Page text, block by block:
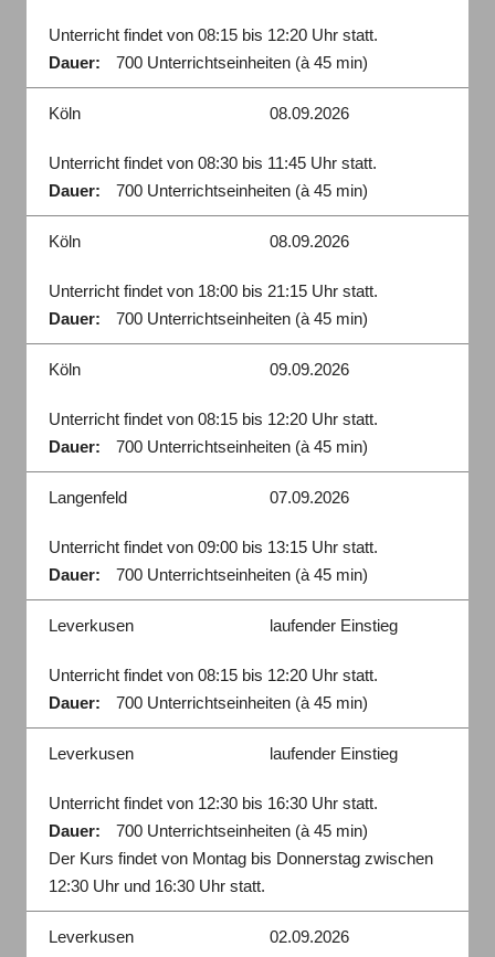
Unterricht findet von 08:15 bis 12:20 Uhr statt.
Dauer:
700 Unterrichtseinheiten (à 45 min)
Köln 08.09.2026
Unterricht findet von 08:30 bis 11:45 Uhr statt.
Dauer:
700 Unterrichtseinheiten (à 45 min)
Köln 08.09.2026
Unterricht findet von 18:00 bis 21:15 Uhr statt.
Dauer:
700 Unterrichtseinheiten (à 45 min)
Köln 09.09.2026
Unterricht findet von 08:15 bis 12:20 Uhr statt.
Dauer:
700 Unterrichtseinheiten (à 45 min)
Langenfeld 07.09.2026
Unterricht findet von 09:00 bis 13:15 Uhr statt.
Dauer:
700 Unterrichtseinheiten (à 45 min)
Leverkusen laufender Einstieg
Unterricht findet von 08:15 bis 12:20 Uhr statt.
Dauer:
700 Unterrichtseinheiten (à 45 min)
Leverkusen laufender Einstieg
Unterricht findet von 12:30 bis 16:30 Uhr statt.
Dauer:
700 Unterrichtseinheiten (à 45 min)
Der Kurs findet von Montag bis Donnerstag zwischen
12:30 Uhr und 16:30 Uhr statt.
Leverkusen 02.09.2026